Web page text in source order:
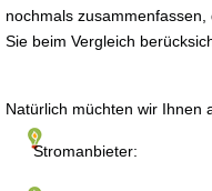
nochmals
Sie beim Vergleich
Stromanbieter:
Natürlich müchten wir Ihnen